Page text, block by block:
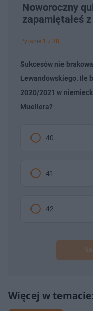
Noworoczny
zapamiętałeś
Pytanie 1 z 38
Sukcesów nie
Lewandowskiego. Ile
2020/2021 w
Muellera?
40
41
42